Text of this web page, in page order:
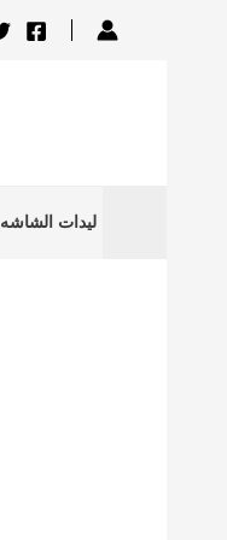
ليدات الشاشه